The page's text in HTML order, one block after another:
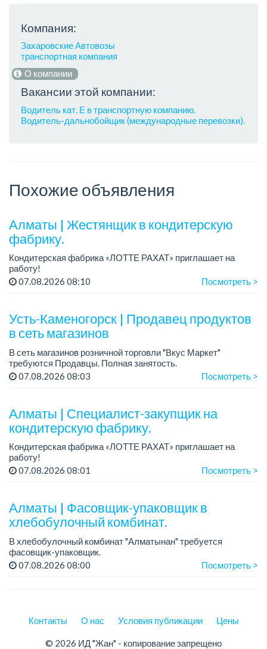
Компания:
Захаровские Автовозы
транспортная компания
О компании
Вакансии этой компании:
Водитель кат. Е в транспортную компанию.
Водитель-дальнобойщик (международные перевозки).
Похожие объявления
Алматы | Жестянщик в кондитерскую
фабрику.
Кондитерская фабрика «ЛОТТЕ РАХАТ» приглашает на
работу!
График работы: сменный.
07.08.2026 08:10 Посмотреть >
Усть-Каменогорск | Продавец продуктов
в сеть магазинов
В сеть магазинов розничной торговли "Вкус Маркет"
требуются Продавцы. Полная занятость.
Зарплата: от 200 000 тенге в месяц.
07.08.2026 08:03 Посмотреть >
Алматы | Специалист-закупщик на
кондитерскую фабрику.
Кондитерская фабрика «ЛОТТЕ РАХАТ» приглашает на
работу!
Зарплата: до 275 000 тенге.
07.08.2026 08:01 Посмотреть >
Алматы | Фасовщик-упаковщик в
хлебобулочный комбинат.
В хлебобулочный комбинат "Алматынан" требуется
фасовщик-упаковщик.
Зарплата: от 150 000 до 200 000 тенге.
07.08.2026 08:00 Посмотреть >
Контакты О нас Условия публикации Цены
© 2026 ИД "Жан" - копирование запрещено